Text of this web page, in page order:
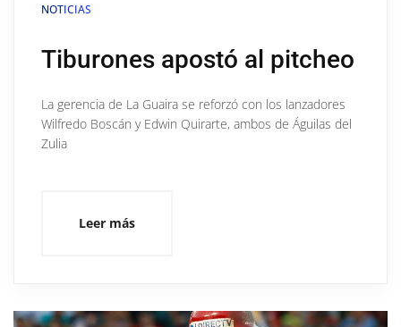
NOTICIAS
Tiburones apostó al pitcheo
La gerencia de La Guaira se reforzó con los lanzadores
Wilfredo Boscán y Edwin Quirarte, ambos de Águilas del
Zulia
Leer más